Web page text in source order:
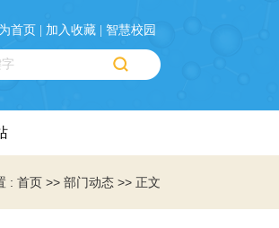
首页 | 加入收藏 | 智慧校园
: 首页 >> 部门动态 >> 正文